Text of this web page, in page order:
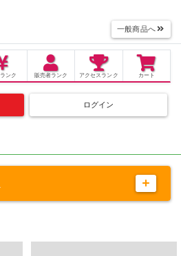
一般商品へ
ランク 販売者ランク アクセス ランク カート
ログイン